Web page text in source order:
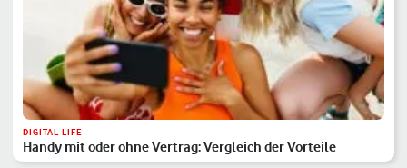
DIGITAL LIFE
Handy mit oder ohne Vertrag: Vergleich der Vorteile